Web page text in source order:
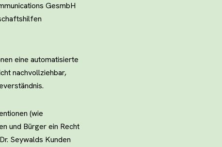
GesmbH
eine automatisierte
nachvollziehbar,
(wie
und Bürger ein Recht
Seywalds Kunden